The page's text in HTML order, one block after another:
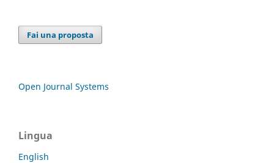
Fai una proposta
Open Journal Systems
Lingua
English